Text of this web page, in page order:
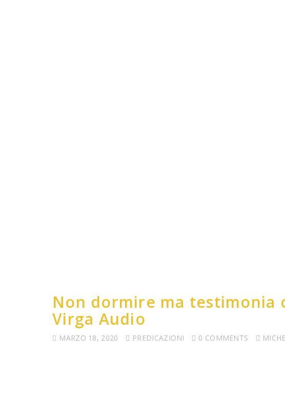
Non dormire ma testimonia
Virga Audio
MARZO 18, 2020 PREDICAZIONI 0 COMMENTS